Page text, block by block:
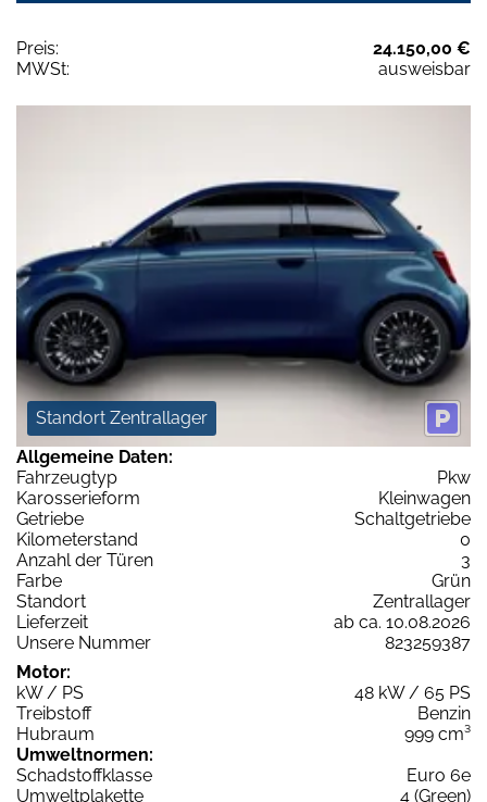
Preis:
24.150,00 €
MWSt:
ausweisbar
Standort Zentrallager
Allgemeine Daten:
Fahrzeugtyp
Pkw
Karosserieform
Kleinwagen
Getriebe
Schaltgetriebe
Kilometerstand
0
Anzahl der Türen
3
Farbe
Grün
Standort
Zentrallager
Lieferzeit
ab ca. 10.08.2026
Unsere Nummer
823259387
Motor:
kW / PS
48 kW / 65 PS
Treibstoff
Benzin
Hubraum
999 cm³
Umweltnormen:
Schadstoffklasse
Euro 6e
Umweltplakette
4 (Green)